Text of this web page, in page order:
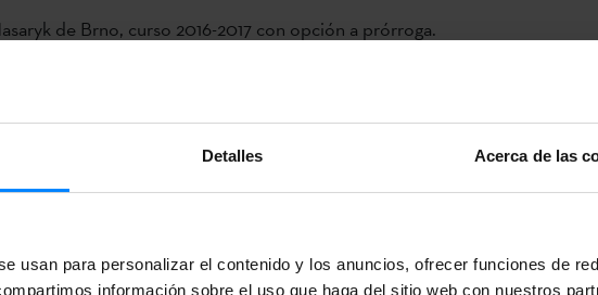
Detalles Acerca de las
usan para personalizar el contenido y los anuncios, ofrecer funciones de
información sobre el uso que haga del sitio web con nuestros
de Brno, curso 2016-2017 con opción a prórroga.
de solicitudesfinalizará el día6 de mayo(incluido).
CONVOCATORIA Y ANEXOS